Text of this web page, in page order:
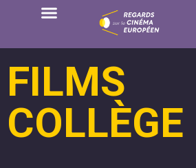
FILMS
COLLÈGE